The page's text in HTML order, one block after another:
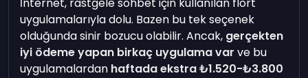
İnternet, rastgele sohbet için kullanılan flört
uygulamalarıyla dolu. Bazen bu tek seçenek
olduğunda sinir bozucu olabilir. Ancak, gerçekten
iyi ödeme yapan birkaç uygulama var ve bu
uygulamalardan haftada ekstra ₺1.520-₺3.800